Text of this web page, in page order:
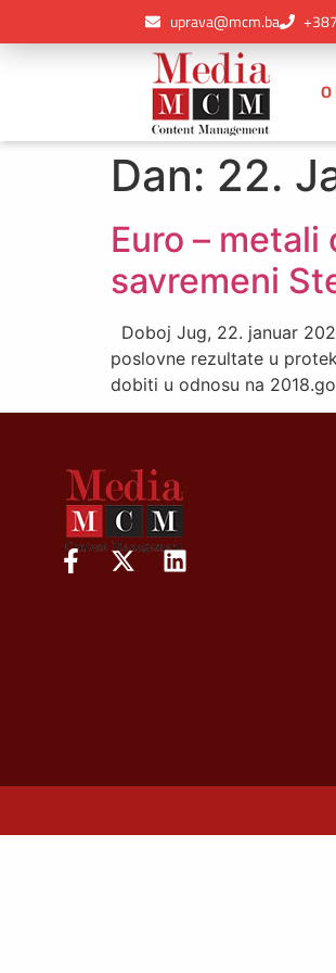
uprava@mcm.ba
Dan: 22.
Euro –
savremeni
Doboj Jug, 22. januar
poslovne rezultate u
dobiti u odnosu na